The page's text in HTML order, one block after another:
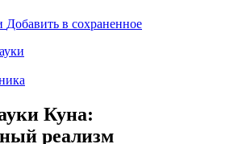
Добавить в сохраненное
Куна:
реализм